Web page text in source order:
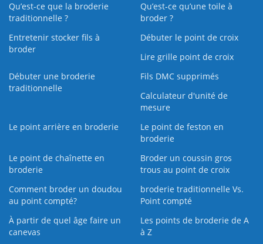
Qu’est-ce que la broderie
traditionnelle ?
Qu’est‑ce qu’une toile à
broder ?
Entretenir stocker fils à
broder
Débuter le point de croix
Lire grille point de croix
Débuter une broderie
traditionnelle
Fils DMC supprimés
Calculateur d'unité de
mesure
Le point arrière en broderie
Le point de feston en
broderie
Le point de chaînette en
broderie
Broder un coussin gros
trous au point de croix
Comment broder un doudou
au point compté?
broderie traditionnelle Vs.
Point compté
À partir de quel âge faire un
canevas
Les points de broderie de A
à Z